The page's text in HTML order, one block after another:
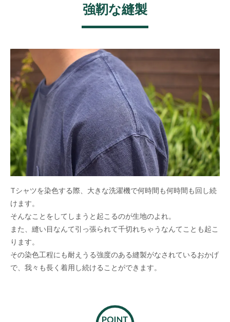
強靭な縫製
Tシャツを染色する際、大きな洗濯機で何時間も何時間も回し続
けます。
そんなことをしてしまうと起こるのが生地のよれ。
また、縫い目なんて引っ張られて千切れちゃうなんてことも起こ
ります。
その染色工程にも耐えうる強度のある縫製がなされているおかげ
で、我々も長く着用し続けることができます。